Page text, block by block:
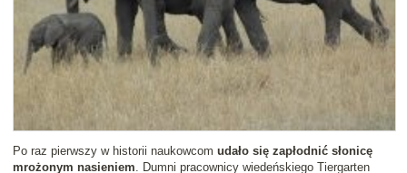
Po raz pierwszy w historii naukowcom udało się zapłodnić słonicę
mrożonym nasieniem. Dumni pracownicy wiedeńskiego Tiergarten